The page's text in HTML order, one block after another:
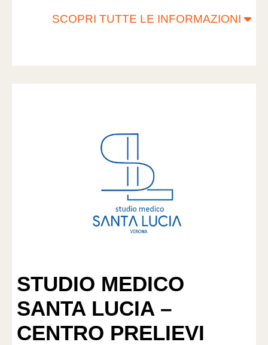
SCOPRI TUTTE LE INFORMAZIONI
STUDIO MEDICO
SANTA LUCIA –
CENTRO PRELIEVI